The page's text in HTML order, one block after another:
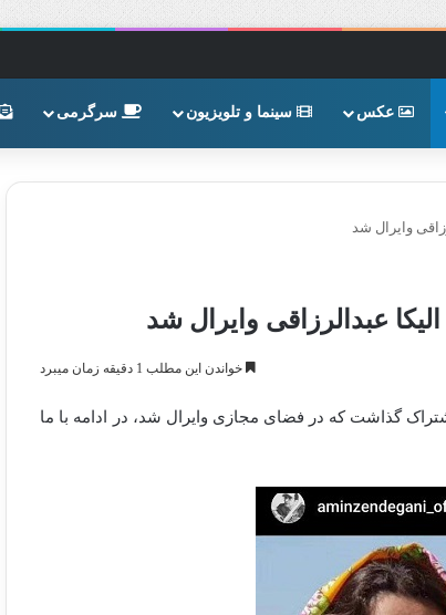
عکس سینما و تلویزیون سرگرمی
وایرال شد
عبدالرزاقی وایرال شد
خواندن این مطلب 1 دقیقه زمان میبرد
گذاشت که در فضای مجازی وایرال شد، در ادامه با ما